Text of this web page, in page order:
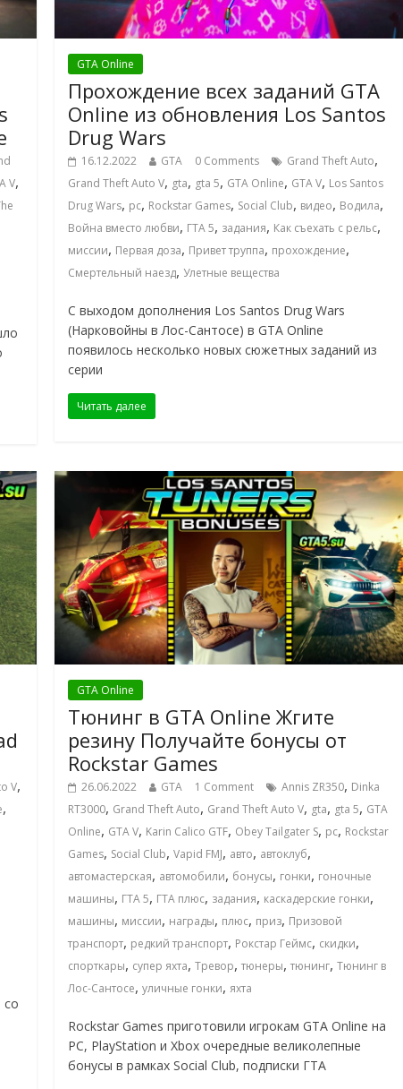
V,
GTA Online
Прохождение всех заданий GTA
Online из обновления Los Santos
Drug Wars
16.12.2022 GTA 0 Comments Grand Theft Auto,
Grand Theft Auto V, gta, gta 5, GTA Online, GTA V, Los Santos
Drug Wars, pc, Rockstar Games, Social Club, видео, Водила,
Война вместо любви, ГТА 5, задания, Как съехать с рельс,
миссии, Первая доза, Привет труппа, прохождение,
Смертельный наезд, Улетные вещества
С выходом дополнения Los Santos Drug Wars
(Нарковойны в Лос-Сантосе) в GTA Online
появилось несколько новых сюжетных заданий из
серии
Читать далее
V,
,
со
GTA Online
Тюнинг в GTA Online Жгите
резину Получайте бонусы от
Rockstar Games
26.06.2022 GTA 1 Comment Annis ZR350, Dinka
RT3000, Grand Theft Auto, Grand Theft Auto V, gta, gta 5, GTA
Online, GTA V, Karin Calico GTF, Obey Tailgater S, pc, Rockstar
Games, Social Club,Vapid FMJ, авто, автоклуб,
автомастерская, автомобили, бонусы, гонки, гоночные
машины, ГТА 5, ГТА плюс, задания, каскадерские гонки,
машины, миссии, награды, плюс, приз, Призовой
транспорт, редкий транспорт, Рокстар Геймс, скидки,
спорткары, супер яхта,Тревор,тюнеры,тюнинг,Тюнинг в
Лос-Сантосе,уличные гонки, яхта
Rockstar Games приготовили игрокам GTA Online на
PC, PlayStation и Xbox очередные великолепные
бонусы в рамках Social Club, подписки ГТА